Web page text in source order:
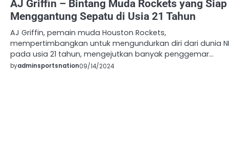
AJ Griffin – Bintang Muda Rockets yang Siap
Menggantung Sepatu di Usia 21 Tahun
AJ Griffin, pemain muda Houston Rockets,
mempertimbangkan untuk mengundurkan diri dari dunia
pada usia 21 tahun, mengejutkan banyak penggemar…
byadminsportsnation09/14/2024